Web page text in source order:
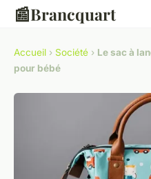
📰Brancquart
Accueil › Société › Le sac à
pour bébé